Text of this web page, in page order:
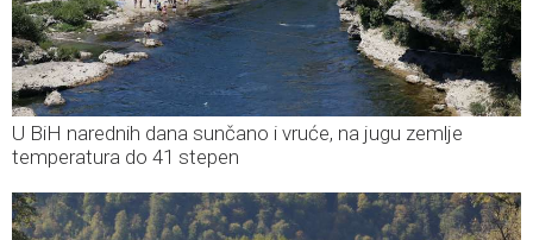
U BiH narednih dana sunčano i vruće, na jugu zemlje
temperatura do 41 stepen